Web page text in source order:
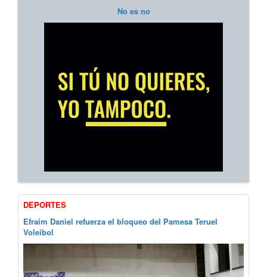
No es no
DEPORTES
Efraim Daniel refuerza el bloqueo del Pamesa Teruel
Voleibol